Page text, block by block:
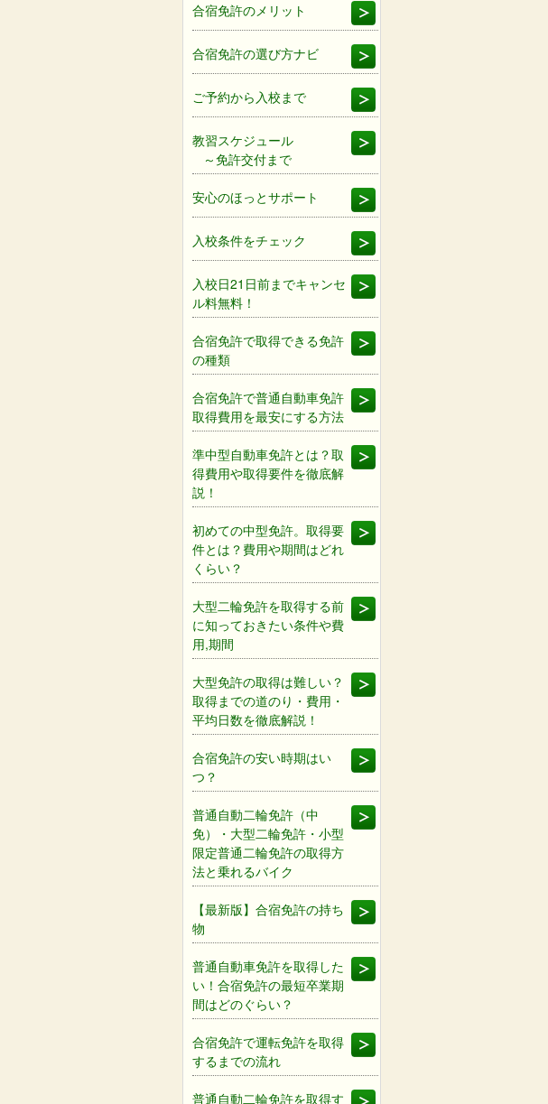
合宿免許のメリット
合宿免許の選び方ナビ
ご予約から入校まで
教習スケジュール
～免許交付まで
安心のほっとサポート
入校条件をチェック
入校日21日前までキャンセ
ル料無料！
合宿免許で取得できる免許
の種類
合宿免許で普通自動車免許
取得費用を最安にする方法
準中型自動車免許とは？取
得費用や取得要件を徹底解
説！
初めての中型免許。取得要
件とは？費用や期間はどれ
くらい？
大型二輪免許を取得する前
に知っておきたい条件や費
用,期間
大型免許の取得は難しい？
取得までの道のり・費用・
平均日数を徹底解説！
合宿免許の安い時期はい
つ？
普通自動二輪免許（中
免）・大型二輪免許・小型
限定普通二輪免許の取得方
法と乗れるバイク
【最新版】合宿免許の持ち
物
普通自動車免許を取得した
い！合宿免許の最短卒業期
間はどのぐらい？
合宿免許で運転免許を取得
するまでの流れ
普通自動二輪免許を取得す